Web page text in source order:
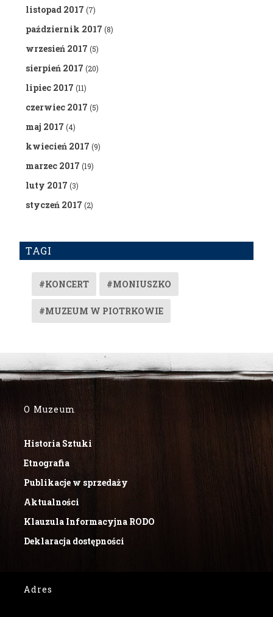
listopad 2017 (7)
październik 2017 (8)
wrzesień 2017 (5)
sierpień 2017 (20)
lipiec 2017 (11)
czerwiec 2017 (5)
maj 2017 (4)
kwiecień 2017 (9)
marzec 2017 (19)
luty 2017 (3)
styczeń 2017 (2)
TAGI
#KONCERT #MONIUSZKO
#MUZEUM W PIOTRKOWIE
O Muzeum
Historia Sztuki
Etnografia
Publikacje w sprzedaży
Aktualności
Klauzula Informacyjna RODO
Deklaracja dostępności
Adres